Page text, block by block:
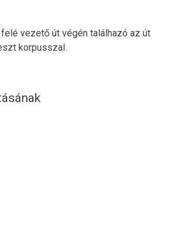
vezető út végén találhazó az út
korpusszal.